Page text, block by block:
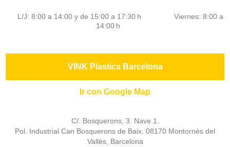
L/J: 8:00 a 14:00 y de 15:00 a 17:30 h Viernes: 8:00 a
14:00 h
VINK Plastics Barcelona
Ir con Google Map
C/. Bosquerons, 3. Nave 1.
Pol. Industrial Can Bosquerons de Baix. 08170 Montornès del
Vallès, Barcelona